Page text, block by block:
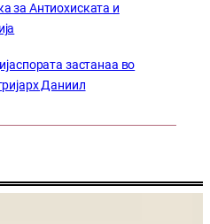
за Антиохиската и
застанаа во
Даниил